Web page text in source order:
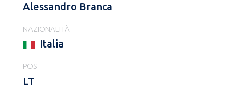
Alessandro Branca
NAZIONALITÀ
Italia
POS
LT